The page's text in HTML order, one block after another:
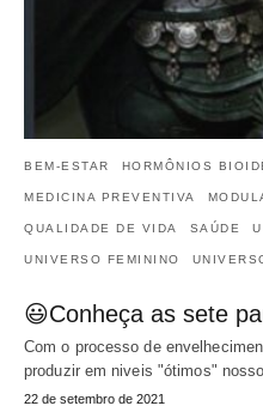
BEM-ESTAR HORMÔNIOS
MEDICINA PREVENTIVA
QUALIDADE DE VIDA SAÚDE
UNIVERSO FEMININO
😃Conheça as sete
Com o processo de
produzir em niveis "ótimos"
22 de setembro de 2021